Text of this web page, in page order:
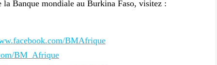
Banque mondiale au Burkina Faso, visitez :
BMAfrique
BM_Afrique